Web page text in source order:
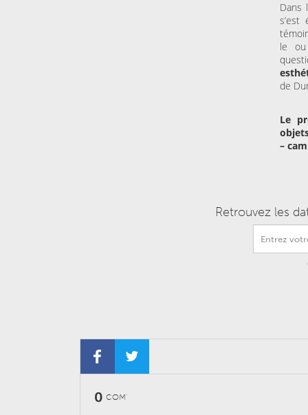
Dans
s’est
le ou
de
Le
–
Retrouvez les
0 COM'